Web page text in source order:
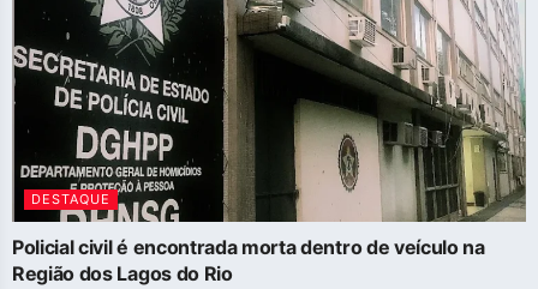
DESTAQUE
Policial civil é encontrada morta dentro de veículo na
Região dos Lagos do Rio